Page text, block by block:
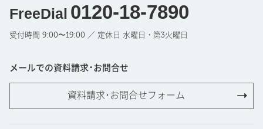
FreeDial 0120-18-7890
受付時間 9:00〜19:00 ／ 定休日 水曜日・第3火曜日
メールでの資料請求･お問合せ
資料請求･お問合せフォーム